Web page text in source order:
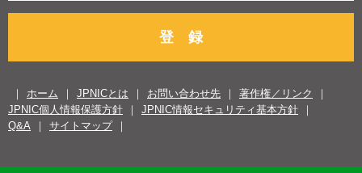
登 録
ホーム JPNICとは お問い合わせ先
著作権／リンク
JPNIC個人情報保護方針
JPNIC情報セキュリティ基本方針
Q&A
サイトマップ